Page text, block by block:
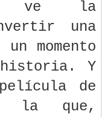
ve la
una
momento
Y
de
la que,